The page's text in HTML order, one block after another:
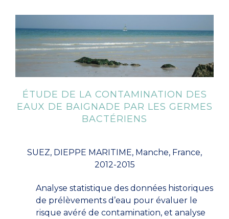
ÉTUDE DE LA CONTAMINATION DES
EAUX DE BAIGNADE PAR LES GERMES
BACTÉRIENS
SUEZ, DIEPPE MARITIME, Manche, France,
2012-2015
Analyse statistique des données historiques
de prélèvements d’eau pour évaluer le
risque avéré de contamination, et analyse